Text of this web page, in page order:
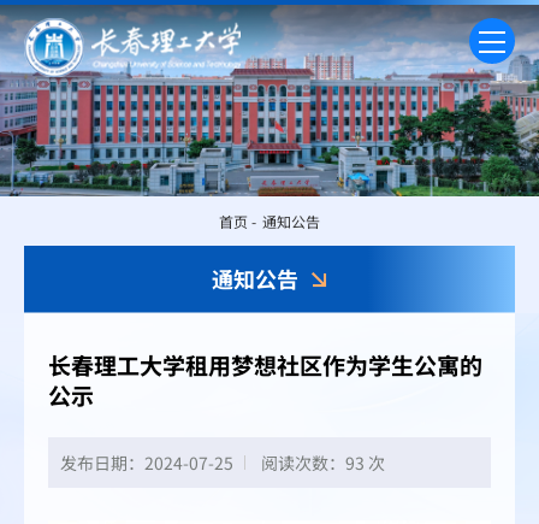
通知公告
首页 - 通知公告
长春理工大学租用梦想社区作为学生公寓的
公示
发布日期：2024-07-25 阅读次数： 93 次